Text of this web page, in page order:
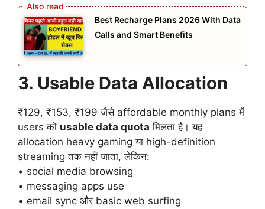
Best Recharge Plans 2026 With Data
Calls and Smart Benefits
3. Usable Data Allocation
₹129, ₹153, ₹199 जैसे affordable monthly plans में
users को usable data quota मिलता है। यह
allocation heavy gaming या high-definition
streaming तक नहीं जाता, लेकिन:
• social media browsing
• messaging apps use
• email sync और basic web surfing